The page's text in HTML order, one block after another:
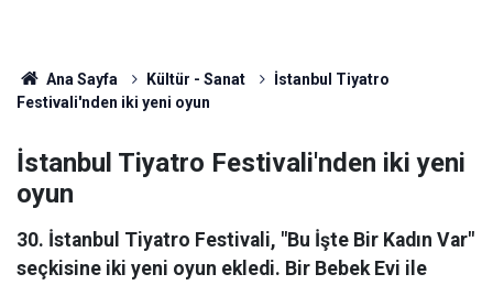
Ana Sayfa Kültür - Sanat
İstanbul Tiyatro
Festivali'nden iki yeni oyun
İstanbul Tiyatro Festivali'nden iki yeni
oyun
30. İstanbul Tiyatro Festivali, "Bu İşte Bir Kadın Var"
seçkisine iki yeni oyun ekledi. Bir Bebek Evi ile